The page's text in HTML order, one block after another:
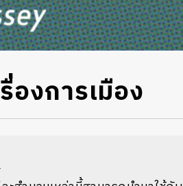
องการเมือง